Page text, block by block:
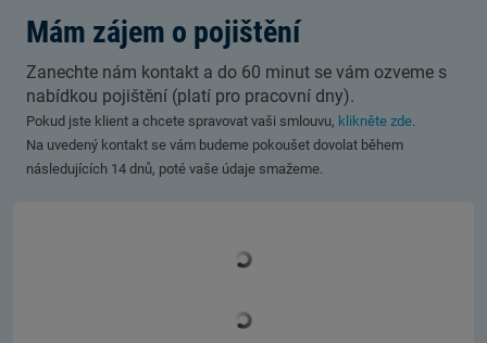
Mám zájem o pojištění
Zanechte nám kontakt a do 60 minut se vám ozveme s
nabídkou pojištění (platí pro pracovní dny).
Pokud jste klient a chcete spravovat vaši smlouvu, klikněte zde.
Na uvedený kontakt se vám budeme pokoušet dovolat během
následujících 14 dnů, poté vaše údaje smažeme.